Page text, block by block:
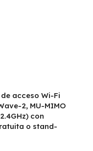
acceso Wi-Fi
2, MU-MIMO
con
o stand-